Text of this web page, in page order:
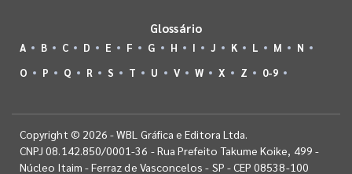
Glossário
A B C D E F G H I J K L M
N
O
P Q R S T U V W X Z 0-9
Copyright © 2026 - WBL Gráfica e Editora Ltda.
CNPJ 08.142.850/0001-36 - Rua Prefeito Takume Koike, 499 -
Núcleo Itaim - Ferraz de Vasconcelos - SP - CEP 08538-100